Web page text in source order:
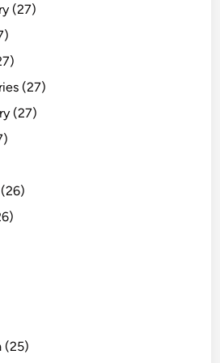
(27)
(27)
(27)
(25)